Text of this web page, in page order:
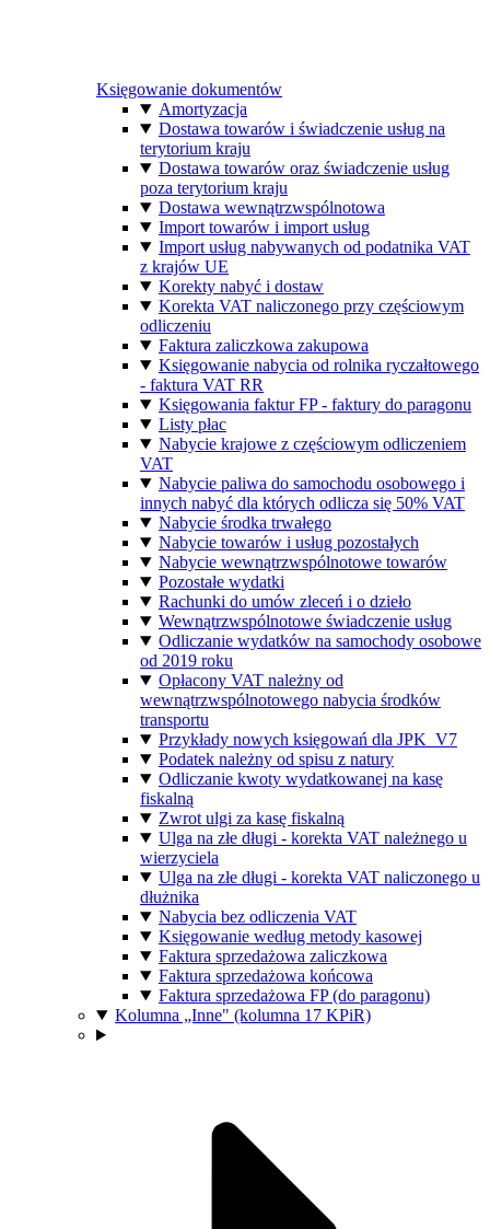
Księgowanie dokumentów
Amortyzacja
Dostawa towarów i świadczenie usług na
terytorium kraju
Dostawa towarów oraz świadczenie usług
poza terytorium kraju
Dostawa wewnątrzwspólnotowa
Import towarów i import usług
Import usług nabywanych od podatnika VAT
z krajów UE
Korekty nabyć i dostaw
Korekta VAT naliczonego przy częściowym
odliczeniu
Faktura zaliczkowa zakupowa
Księgowanie nabycia od rolnika ryczałtowego
- faktura VAT RR
Księgowania faktur FP - faktury do paragonu
Listy płac
Nabycie krajowe z częściowym odliczeniem
VAT
Nabycie paliwa do samochodu osobowego i
innych nabyć dla których odlicza się 50% VAT
Nabycie środka trwałego
Nabycie towarów i usług pozostałych
Nabycie wewnątrzwspólnotowe towarów
Pozostałe wydatki
Rachunki do umów zleceń i o dzieło
Wewnątrzwspólnotowe świadczenie usług
Odliczanie wydatków na samochody osobowe
od 2019 roku
Opłacony VAT należny od
wewnątrzwspólnotowego nabycia środków
transportu
Przykłady nowych księgowań dla JPK_V7
Podatek należny od spisu z natury
Odliczanie kwoty wydatkowanej na kasę
fiskalną
Zwrot ulgi za kasę fiskalną
Ulga na złe długi - korekta VAT należnego u
wierzyciela
Ulga na złe długi - korekta VAT naliczonego u
dłużnika
Nabycia bez odliczenia VAT
Księgowanie według metody kasowej
Faktura sprzedażowa zaliczkowa
Faktura sprzedażowa końcowa
Faktura sprzedażowa FP (do paragonu)
Kolumna „Inne" (kolumna 17 KPiR)